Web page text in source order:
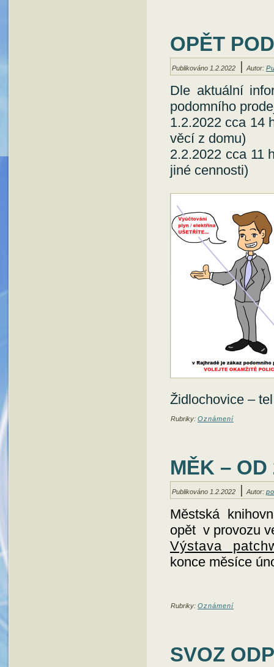
OPĚT
Publikováno 1.2.2022 |Autor:
Dle aktuální
podomního
1.2.2022 cca 14
věcí z domu)
2.2.2022 cca 11
jiné cennosti)
Židlochovice –
Rubriky: Oznámení
MĚK – OD
Publikováno 1.2.2022 |Autor:
Městská
opět v provozu
Výstava
konce měsíce
Rubriky: Oznámení
SVOZ